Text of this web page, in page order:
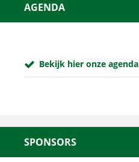
AGENDA
Bekijk hier onze agenda
SPONSORS